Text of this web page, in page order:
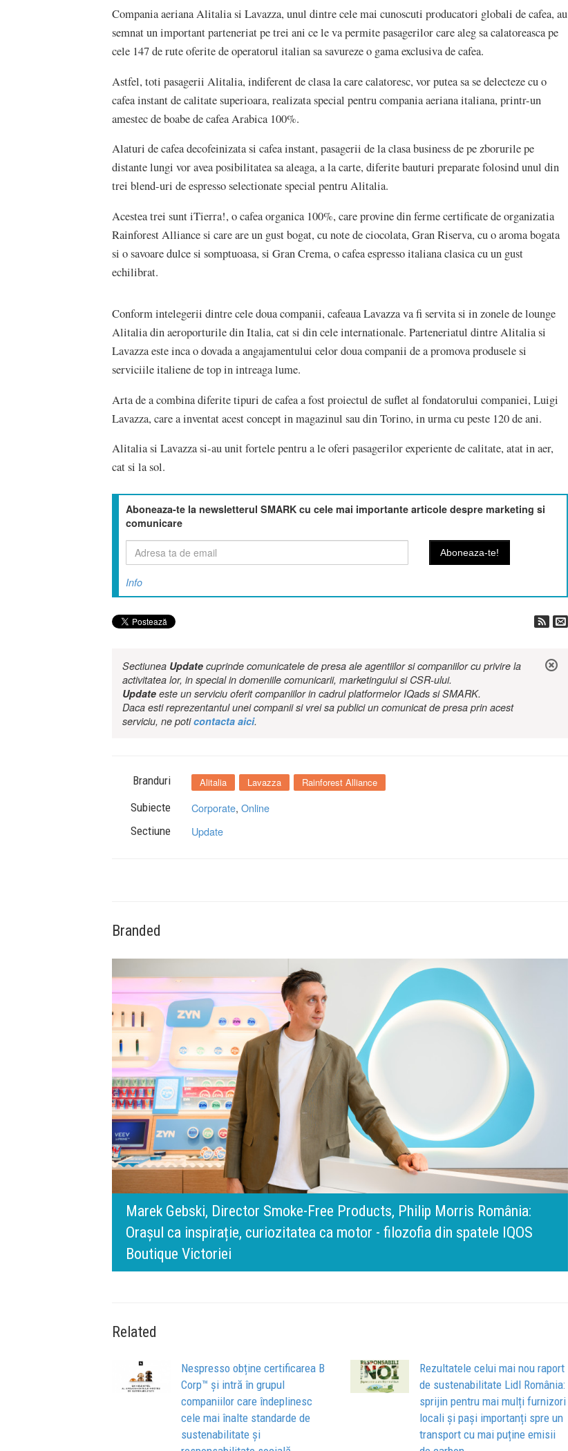
Compania aeriana Alitalia si Lavazza, unul dintre cele mai cunoscuti producatori globali de cafea, au
semnat un important parteneriat pe trei ani ce le va permite pasagerilor care aleg sa calatoreasca pe
cele 147 de rute oferite de operatorul italian sa savureze o gama exclusiva de cafea.
Astfel, toti pasagerii Alitalia, indiferent de clasa la care calatoresc, vor putea sa se delecteze cu o
cafea instant de calitate superioara, realizata special pentru compania aeriana italiana, printr-un
amestec de boabe de cafea Arabica 100%.
Alaturi de cafea decofeinizata si cafea instant, pasagerii de la clasa business de pe zborurile pe
distante lungi vor avea posibilitatea sa aleaga, a la carte, diferite bauturi preparate folosind unul din
trei blend-uri de espresso selectionate special pentru Alitalia.
Acestea trei sunt iTierra!, o cafea organica 100%, care provine din ferme certificate de organizatia
Rainforest Alliance si care are un gust bogat, cu note de ciocolata, Gran Riserva, cu o aroma bogata
si o savoare dulce si somptuoasa, si Gran Crema, o cafea espresso italiana clasica cu un gust
echilibrat.
Conform intelegerii dintre cele doua companii, cafeaua Lavazza va fi servita si in zonele de lounge
Alitalia din aeroporturile din Italia, cat si din cele internationale. Parteneriatul dintre Alitalia si
Lavazza este inca o dovada a angajamentului celor doua companii de a promova produsele si
serviciile italiene de top in intreaga lume.
Arta de a combina diferite tipuri de cafea a fost proiectul de suflet al fondatorului companiei, Luigi
Lavazza, care a inventat acest concept in magazinul sau din Torino, in urma cu peste 120 de ani.
Alitalia si Lavazza si-au unit fortele pentru a le oferi pasagerilor experiente de calitate, atat in aer,
cat si la sol.
Aboneaza-te la newsletterul SMARK cu cele mai importante articole despre marketing si
comunicare
Info
Sectiunea Update cuprinde comunicatele de presa ale agentiilor si companiilor cu privire la
activitatea lor, in special in domeniile comunicarii, marketingului si CSR-ului.
Update este un serviciu oferit companiilor in cadrul platformelor IQads si SMARK.
Daca esti reprezentantul unei companii si vrei sa publici un comunicat de presa prin acest
serviciu, ne poticontacta aici.
Branduri Alitalia Lavazza Rainforest Alliance
Subiecte Corporate, Online
Sectiune Update
Branded
140 de ani de Mercedes-Benz. Ramona Pîrlog: Cel mai important „test al
timpului” este să inovăm constant, dar cu aceeași responsabilitate față
de oameni, siguranță și calitate
Related
Nespresso obține certificarea B
Corp™ și intră în grupul
companiilor care îndeplinesc
cele mai înalte standarde de
sustenabilitate și
Rezultatele celui mai nou raport
de sustenabilitate Lidl România:
sprijin pentru mai mulți furnizori
locali și pași importanți spre un
transport cu mai puține emisii